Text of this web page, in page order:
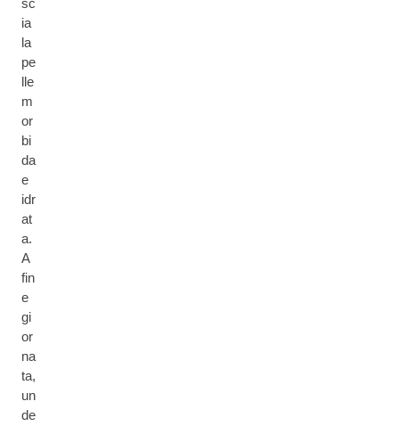
sc
ia
la
pe
lle
m
or
bi
da
e
idr
at
a.
A
fin
e
gi
or
na
ta,
un
de